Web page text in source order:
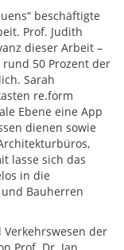
beschäftigte
Prof. Judith
dieser Arbeit –
50 Prozent der
Sarah
re.form
Ebene eine App
dienen sowie
lasse sich das
in die
Bauherren
Verkehrswesen der